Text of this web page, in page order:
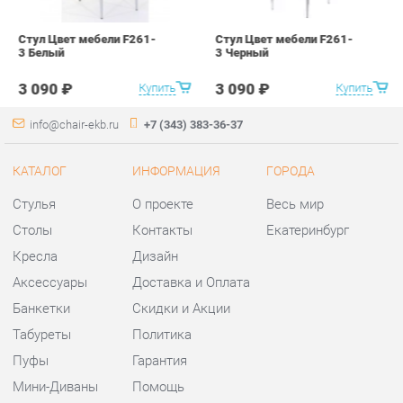
Стулья
Аксессуары
Табуреты
Пуфы
Мини-Диваны
Комплектующие
Дизайн
Доставка и Оплата
Политика
Гарантия
Помощь
Весь мир
КОНТАКТЫ
Шоурум и склад самовывоза